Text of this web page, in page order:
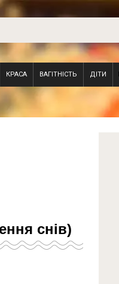
КРАСА ВАГІТНІСТЬ ДІТИ
снів)